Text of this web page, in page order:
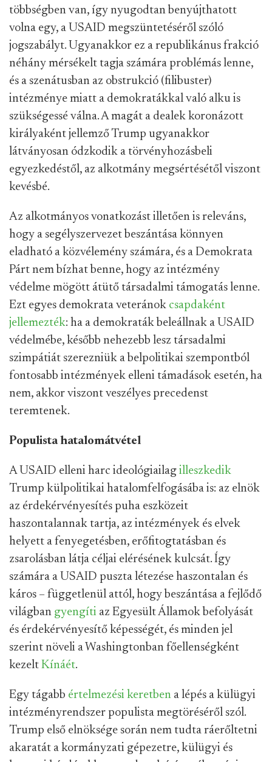
többségben van, így nyugodtan benyújthatott
volna egy, a USAID megszüntetéséről szóló
jogszabályt. Ugyanakkor ez a republikánus frakció
néhány mérsékelt tagja számára problémás lenne,
és a szenátusban az obstrukció (filibuster)
intézménye miatt a demokratákkal való alku is
szükségessé válna. A magát a dealek koronázott
királyaként jellemző Trump ugyanakkor
látványosan ódzkodik a törvényhozásbeli
egyezkedéstől, az alkotmány megsértésétől viszont
kevésbé.
Az alkotmányos vonatkozást illetően is releváns,
hogy a segélyszervezet beszántása könnyen
eladható a közvélemény számára, és a Demokrata
Párt nem bízhat benne, hogy az intézmény
védelme mögött átütő társadalmi támogatás lenne.
Ezt egyes demokrata veteránok csapdaként
jellemezték: ha a demokraták beleállnak a USAID
védelmébe, később nehezebb lesz társadalmi
szimpátiát szerezniük a belpolitikai szempontból
fontosabb intézmények elleni támadások esetén, ha
nem, akkor viszont veszélyes precedenst
teremtenek.
Populista hatalomátvétel
A USAID elleni harc ideológiailag illeszkedik
Trump külpolitikai hatalomfelfogásába is: az elnök
az érdekérvényesítés puha eszközeit
haszontalannak tartja, az intézmények és elvek
helyett a fenyegetésben, erőfitogtatásban és
zsarolásban látja céljai elérésének kulcsát. Így
számára a USAID puszta létezése haszontalan és
káros – függetlenül attól, hogy beszántása a fejlődő
világban gyengíti az Egyesült Államok befolyását
és érdekérvényesítő képességét, és minden jel
szerint növeli a Washingtonban főellenségként
kezelt Kínáét.
Egy tágabb értelmezési keretben a lépés a külügyi
intézményrendszer populista megtöréséről szól.
Trump első elnöksége során nem tudta ráerőltetni
akaratát a kormányzati gépezetre, külügyi és